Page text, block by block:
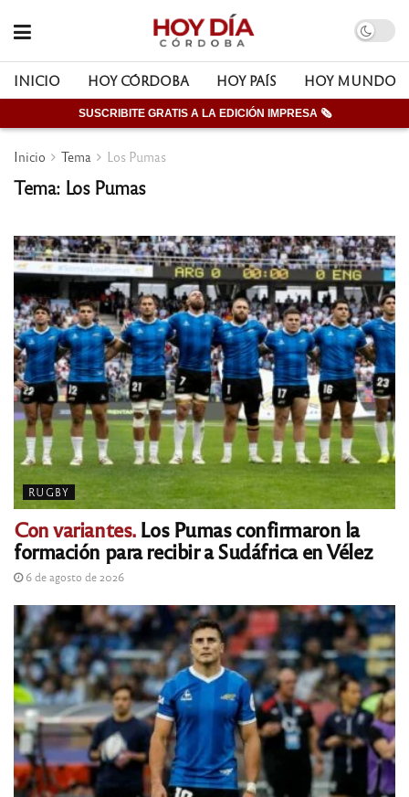
INICIO HOY CÓRDOBA HOY PAÍS HOY MUNDO
SUSCRIBITE GRATIS A LA EDICIÓN IMPRESA 🗞
Inicio Tema Los Pumas
Tema: Los Pumas
RUGBY
Con variantes.Los Pumas confirmaron la
formación para recibir a Sudáfrica en Vélez
6 de agosto de 2026